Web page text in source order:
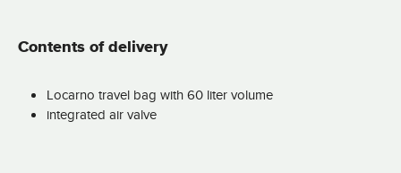
Contents of delivery
Locarno travel bag with 60 liter volume
integrated air valve